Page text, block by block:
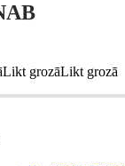
Likt grozāLikt grozā